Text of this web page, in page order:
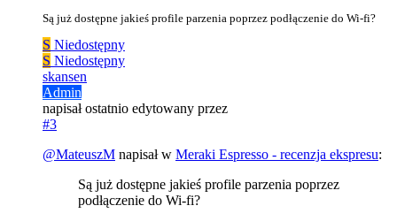
Są już dostępne jakieś profile parzenia poprzez podłączenie do Wi-fi?
S Niedostępny
S Niedostępny
skansen
Admin
napisałostatnio edytowany przez
#3
@MateuszM napisał w Meraki Espresso - recenzja ekspresu:
Są już dostępne jakieś profile parzenia poprzez
podłączenie do Wi-fi?